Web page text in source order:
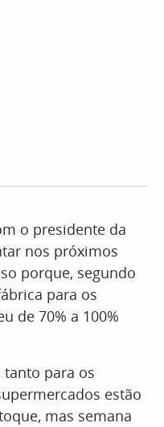
o presidente da
nos próximos
porque, segundo
para os
de 70% a 100%
para os
estão
mas semana